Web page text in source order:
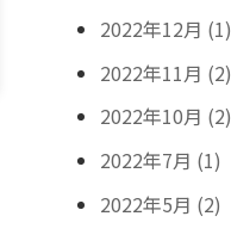
2022年12月 (1)
2022年11月 (2)
2022年10月 (2)
2022年7月 (1)
2022年5月 (2)